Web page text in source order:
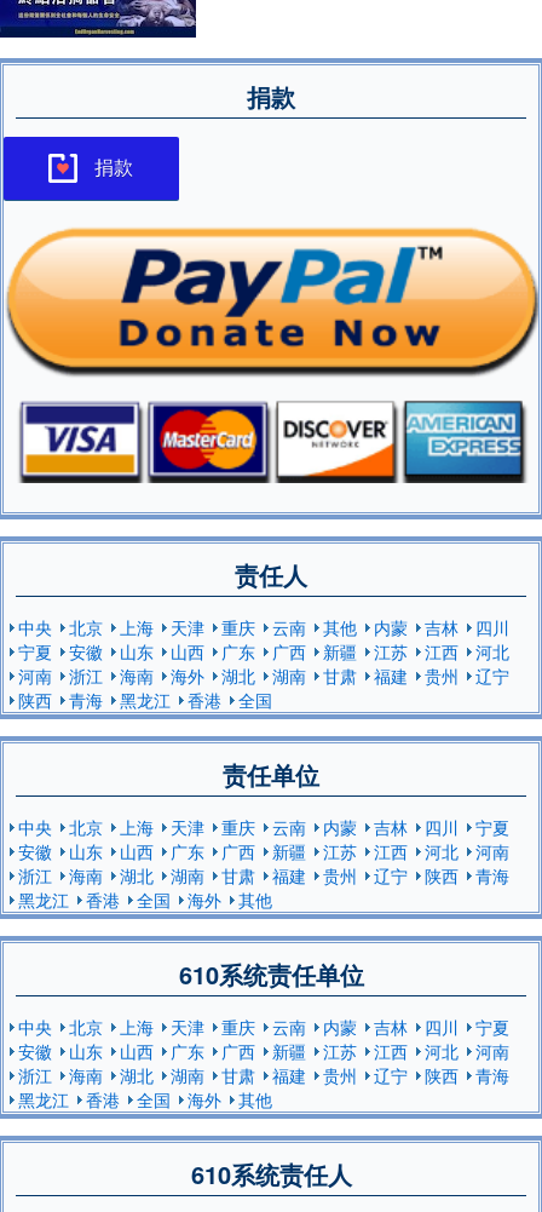
捐款
捐款
责任人
中央 北京 上海 天津 重庆 云南 其他 内蒙 吉林
四川
宁夏
安徽 山东 山西 广东 广西 新疆 江苏 江西
河北
河南
浙江 海南 海外 湖北 湖南 甘肃 福建 贵州
辽宁
陕西
青海 黑龙江 香港 全国
责任单位
中央 北京 上海 天津 重庆 云南 内蒙 吉林 四川
宁夏
安徽
山东 山西 广东 广西 新疆 江苏 江西 河北
河南
浙江
海南 湖北 湖南 甘肃 福建 贵州 辽宁 陕西
青海
黑龙江
香港 全国 海外 其他
610系统责任单位
中央 北京 上海 天津 重庆 云南 内蒙 吉林 四川
宁夏
安徽
山东 山西 广东 广西 新疆 江苏 江西 河北
河南
浙江
海南 湖北 湖南 甘肃 福建 贵州 辽宁 陕西
青海
黑龙江
香港 全国 海外 其他
610系统责任人